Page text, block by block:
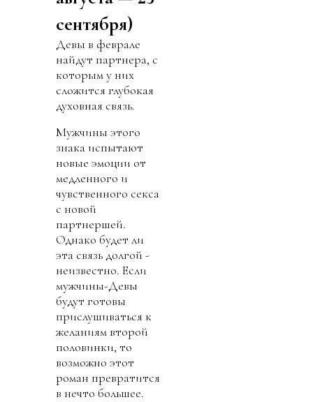
сентября)
Девы в феврале
найдут партнера, с
которым у них
сложится глубокая
духовная связь.
Мужчины этого
знака испытают
новые эмоции от
медленного и
чувственного секса
с новой
партнершей.
Однако будет ли
эта связь долгой -
неизвестно. Если
мужчины-Девы
будут готовы
прислушиваться к
желаниям второй
половинки, то
возможно этот
роман превратится
в нечто большее.